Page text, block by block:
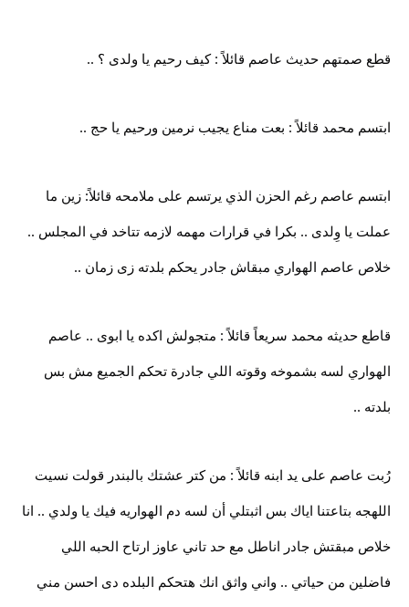
قطع صمتهم حديث عاصم قائلاً : كيف رحيم يا ولدى ؟ ..
ابتسم محمد قائلاً : بعت مناع يجيب نرمين ورحيم يا حج ..
ابتسم عاصم رغم الحزن الذي يرتسم على ملامحه قائلاً: زين ما
عملت يا وِلدى .. بكرا في قرارات مهمه لازمه تتاخد في المجلس ..
خلاص عاصم الهواري مبقاش جادر يحكم بلدته زى زمان ..
قاطع حديثه محمد سريعاً قائلاً : متجولش اكده يا ابوى .. عاصم
الهواري لسه بشموخه وقوته اللي جادرة تحكم الجميع مش بس
بلدته ..
رُبت عاصم على يد ابنه قائلاً : من كتر عشتك بالبندر قولت نسيت
اللهجه بتاعتنا اياك بس اثبتلي أن لسه دم الهواريه فيك يا ولدي .. انا
خلاص مبقتش جادر اناطل مع حد تاني عاوز ارتاح الحبه اللي
فاضلين من حياتي .. واني واثق انك هتحكم البلده دى احسن مني